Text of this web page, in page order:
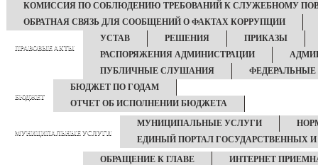
КОМИССИЯ ПО СОБЛЮДЕНИЮ ТРЕБОВАНИЙ К СЛУЖЕБНОМУ
ОБРАТНАЯ СВЯЗЬ ДЛЯ СООБЩЕНИЙ О ФАКТАХ КОРРУПЦИИ
ПРАВОВЫЕ АКТЫ
УСТАВ РЕШЕНИЯ
ПРИКАЗЫ
РАСПОРЯЖЕНИЯ АДМИНИСТРАЦИИ
ПУБЛИЧНЫЕ СЛУШАНИЯ
БЮДЖЕТ
БЮДЖЕТ ПО ГОДАМ
ОТЧЕТ ОБ ИСПОЛНЕНИИ БЮДЖЕТА
МУНИЦИПАЛЬНЫЕ УСЛУГИ
МУНИЦИПАЛЬНЫЕ УСЛУГИ
ЕДИНЫЙ ПОРТАЛ ГОСУДАРСТВЕННЫХ
ОБРАЩЕНИЕ К ГЛАВЕ
ИНТЕРНЕТ